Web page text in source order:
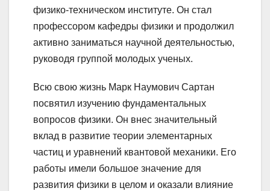
физико-техническом институте. Он стал
профессором кафедры физики и продолжил
активно заниматься научной деятельностью,
руководя группой молодых ученых.
Всю свою жизнь Марк Наумович Сартан
посвятил изучению фундаментальных
вопросов физики. Он внес значительный
вклад в развитие теории элементарных
частиц и уравнений квантовой механики. Его
работы имели большое значение для
развития физики в целом и оказали влияние